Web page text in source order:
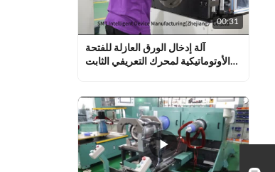
00:31
آلة إدخال الورق العازلة للفتحة
الأوتوماتيكية لمحرك التعريفي الثابت